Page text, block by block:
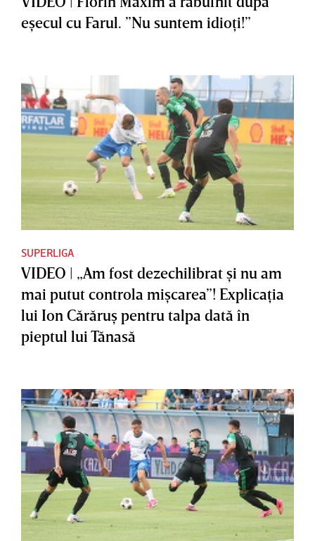
eşecul cu Farul. ”Nu suntem idioţi!”
SUPERLIGA
VIDEO | „Am fost dezechilibrat şi nu am
mai putut controla mişcarea”! Explicaţia
lui Ion Cărăruş pentru talpa dată în
pieptul lui Tănasă